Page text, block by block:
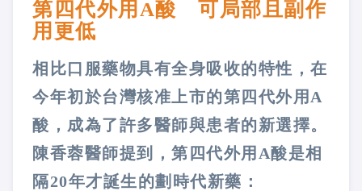
第四代外用A酸 可局部且副作
用更低
相比口服藥物具有全身吸收的特性，在
今年初於台灣核准上市的第四代外用A
酸，成為了許多醫師與患者的新選擇。
陳香蓉醫師提到，第四代外用A酸是相
隔20年才誕生的劃時代新藥：